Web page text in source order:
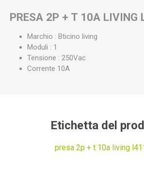
PRESA 2P + T 10A LIVING
Marchio : Bticino living
Moduli : 1
Tensione : 250Vac
Corrente 10A
Etichetta del
presa 2p + t 10a living